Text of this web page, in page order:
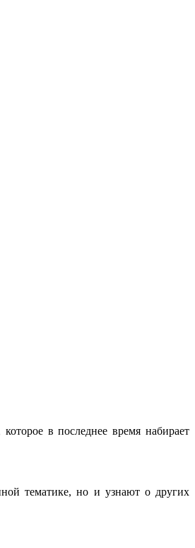
в последнее время набирает
тематике, но и узнают о других